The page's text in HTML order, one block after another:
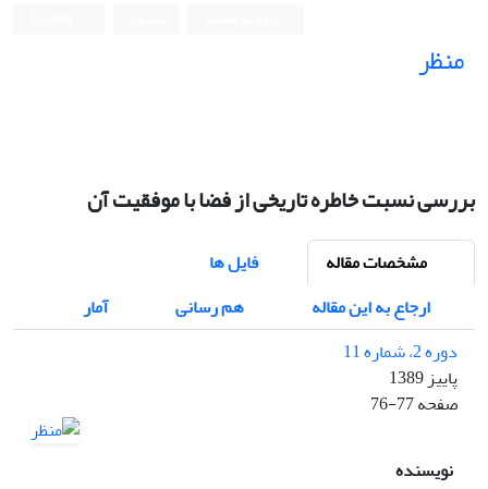
منظر
بررسى نسبت خاطره تاریخى از فضا با موفقیت آن
مشخصات مقاله
فایل ها
ارجاع به این مقاله
هم رسانی
آمار
دوره 2، شماره 11
پاییز 1389
صفحه76-77
نویسنده